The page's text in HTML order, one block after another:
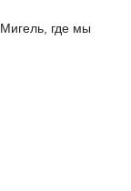
где мы